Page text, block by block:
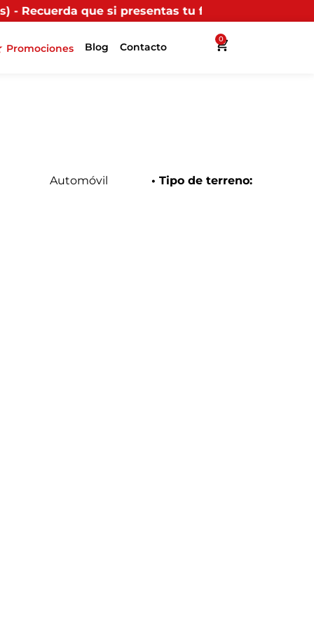
presentas tu factura (física o digital) en uno de
Promociones Blog Contacto
0
Automóvil • Tipo de terreno: